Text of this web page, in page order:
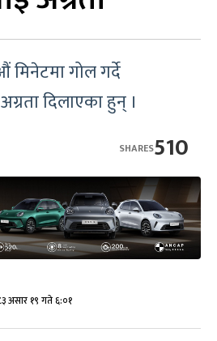
गोल गर्दे
दिलाएका हुन् ।
510
SHARES
असार १९ गते ६:०१